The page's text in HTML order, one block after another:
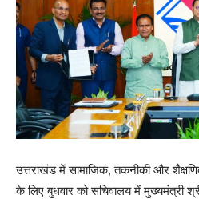
उत्तराखंड में सामाजिक, तकनीकी और
के लिए बुधवार को सचिवालय में मुख्यमंत्री